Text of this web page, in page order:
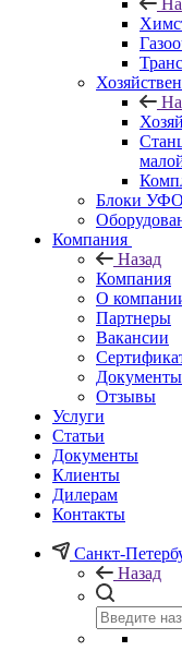
Блоки УФО
Компания
Назад
Компания
О
Партнеры
Вакансии
Документы
Отзывы
Услуги
Статьи
Документы
Клиенты
Дилерам
Контакты
Санкт-
Назад